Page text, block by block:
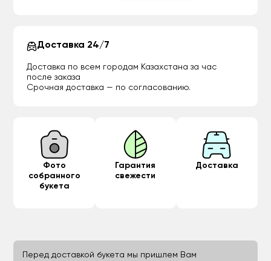
Доставка 24/7
Доставка по всем городам Казахстана за час
после заказа
Срочная доставка — по согласованию.
Фото
собранного
букета
Гарантия
свежести
Доставка
Перед доставкой букета мы пришлем Вам